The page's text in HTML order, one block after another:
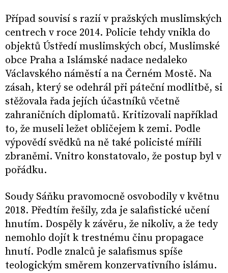
Případ souvisí s razií v pražských muslimských
centrech v roce 2014. Policie tehdy vnikla do
objektů Ústředí muslimských obcí, Muslimské
obce Praha a Islámské nadace nedaleko
Václavského náměstí a na Černém Mostě. Na
zásah, který se odehrál při páteční modlitbě, si
stěžovala řada jejích účastníků včetně
zahraničních diplomatů. Kritizovali například
to, že museli ležet obličejem k zemi. Podle
výpovědí svědků na ně také policisté mířili
zbraněmi. Vnitro konstatovalo, že postup byl v
pořádku.
Soudy Sáňku pravomocně osvobodily v květnu
2018. Předtím řešily, zda je salafistické učení
hnutím. Dospěly k závěru, že nikoliv, a že tedy
nemohlo dojít k trestnému činu propagace
hnutí. Podle znalců je salafismus spíše
teologickým směrem konzervativního islámu.